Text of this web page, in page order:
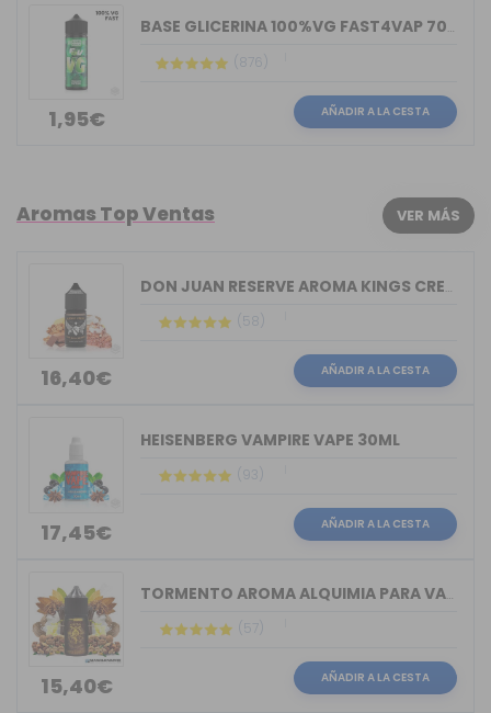
1,95€
BASE GLICERINA 100%VG FAST4VAP 70ML O...
(876)
AÑADIR A LA CESTA
Aromas Top Ventas VER MÁS
16,40€
DON JUAN RESERVE AROMA KINGS CREST 30ML
(58)
AÑADIR A LA CESTA
17,45€
HEISENBERG VAMPIRE VAPE 30ML
(93)
AÑADIR A LA CESTA
15,40€
TORMENTO AROMA ALQUIMIA PARA VAPERS 30ML
(57)
AÑADIR A LA CESTA